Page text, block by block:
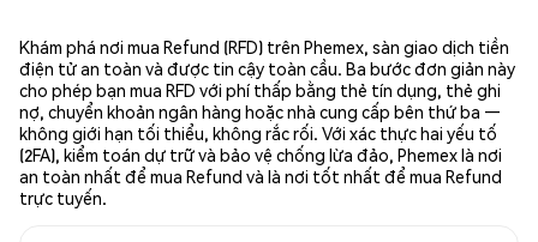
Khám phá nơi mua Refund (RFD) trên Phemex, sàn giao dịch tiền
điện tử an toàn và được tin cậy toàn cầu. Ba bước đơn giản này
cho phép bạn mua RFD với phí thấp bằng thẻ tín dụng, thẻ ghi
nợ, chuyển khoản ngân hàng hoặc nhà cung cấp bên thứ ba —
không giới hạn tối thiểu, không rắc rối. Với xác thực hai yếu tố
(2FA), kiểm toán dự trữ và bảo vệ chống lừa đảo, Phemex là nơi
an toàn nhất để mua Refund và là nơi tốt nhất để mua Refund
trực tuyến.